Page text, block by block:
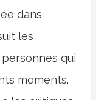
dans
les
qui
moments.